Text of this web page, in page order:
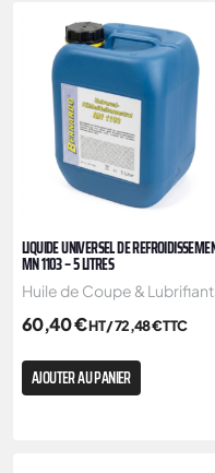
LIQUIDE UNIVERSEL DE
MN 1103 – 5 LITRES
Huile de Coupe &
60,40€HT /72,48€TTC
AJOUTER AU PANIER